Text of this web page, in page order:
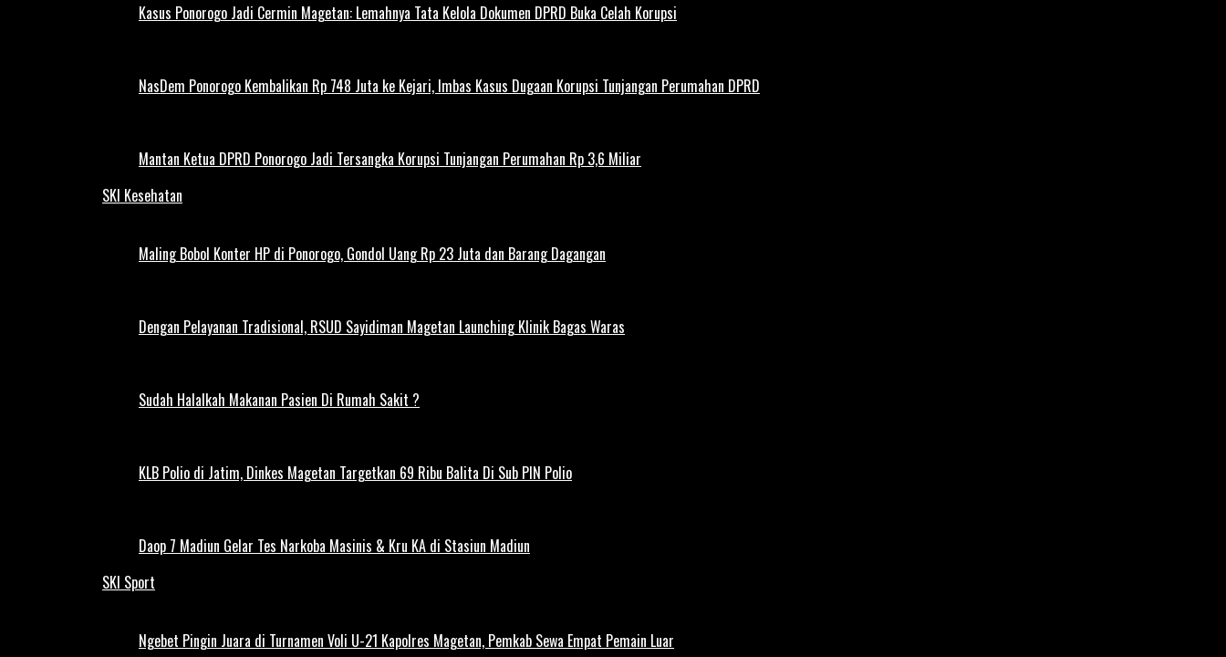
Kasus Ponorogo Jadi Cermin Magetan: Lemahnya Tata Kelola Dokumen DPRD Buka Celah Korupsi
NasDem Ponorogo Kembalikan Rp 748 Juta ke Kejari, Imbas Kasus Dugaan Korupsi Tunjangan Perumahan DPRD
Mantan Ketua DPRD Ponorogo Jadi Tersangka Korupsi Tunjangan Perumahan Rp 3,6 Miliar
SKI Kesehatan
Maling Bobol Konter HP di Ponorogo, Gondol Uang Rp 23 Juta dan Barang Dagangan
Dengan Pelayanan Tradisional, RSUD Sayidiman Magetan Launching Klinik Bagas Waras
Sudah Halalkah Makanan Pasien Di Rumah Sakit ?
KLB Polio di Jatim, Dinkes Magetan Targetkan 69 Ribu Balita Di Sub PIN Polio
Daop 7 Madiun Gelar Tes Narkoba Masinis & Kru KA di Stasiun Madiun
SKI Sport
Ngebet Pingin Juara di Turnamen Voli U-21 Kapolres Magetan, Pemkab Sewa Empat Pemain Luar